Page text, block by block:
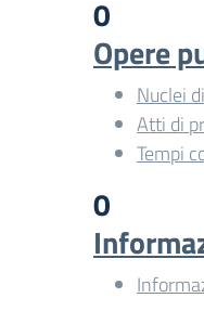
0
Opere
Nuclei
Atti di
Tempi
0